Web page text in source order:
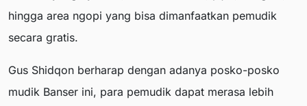
hingga area ngopi yang bisa dimanfaatkan pemudik
secara gratis.
Gus Shidqon berharap dengan adanya posko-posko
mudik Banser ini, para pemudik dapat merasa lebih